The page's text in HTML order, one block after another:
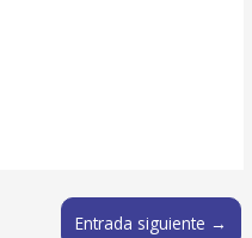
Entrada siguiente →